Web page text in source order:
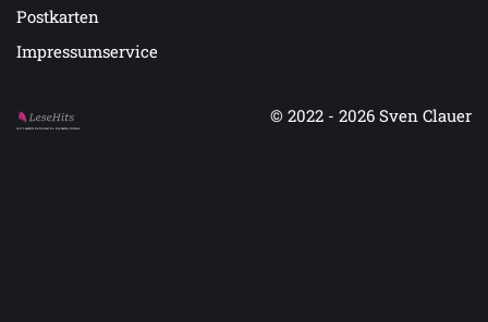
Postkarten
Impressumservice
Auf LeseHits.de findest Du die besten Bücher.
© 2022 - 2026 Sven Clauer